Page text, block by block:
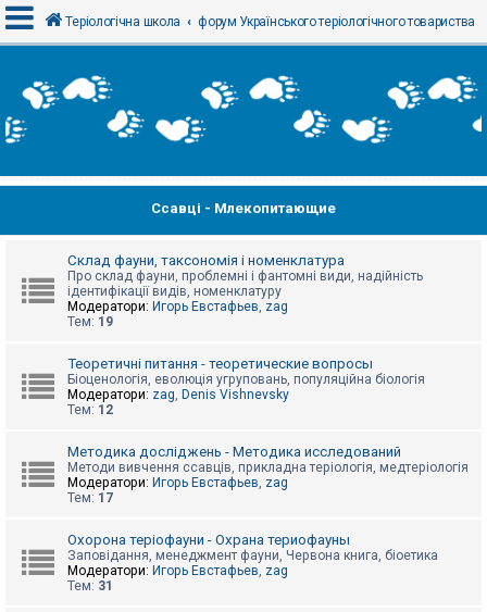
х
і
т
р
а
б
е
д
п
о
Теріологічна школа форум Українського теріологічного товариства
Ссавці - Млекопитающие
Склад фауни, таксономія і номенклатура
Про склад фауни, проблемні і фантомні види, надійність
ідентифікації видів, номенклатуру
Модератори: Игорь Евстафьев, zag
Тем: 19
Теоретичні питання - теоретические вопросы
Біоценологія, еволюція угруповань, популяційна біологія
Модератори: zag, Denis Vishnevsky
Тем: 12
Методика досліджень - Методика исследований
Методи вивчення ссавців, прикладна теріологія, медтеріологія
Модератори: Игорь Евстафьев, zag
Тем: 17
Охорона теріофауни - Охрана териофауны
Заповідання, менеджмент фауни, Червона книга, біоетика
Модератори: Игорь Евстафьев, zag
Тем: 31